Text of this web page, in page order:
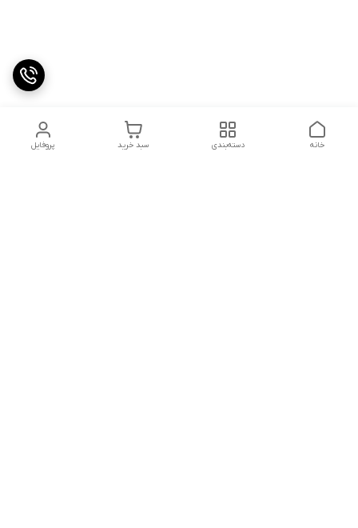
پروفایل سبد خرید دسته‌بندی خانه